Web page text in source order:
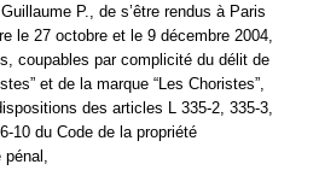
P., de s’être rendus à Paris
le 27 octobre et le 9 décembre 2004,
coupables par complicité du délit de
et de la marque “Les Choristes”,
des articles L 335-2, 335-3,
10 du Code de la propriété
pénal,